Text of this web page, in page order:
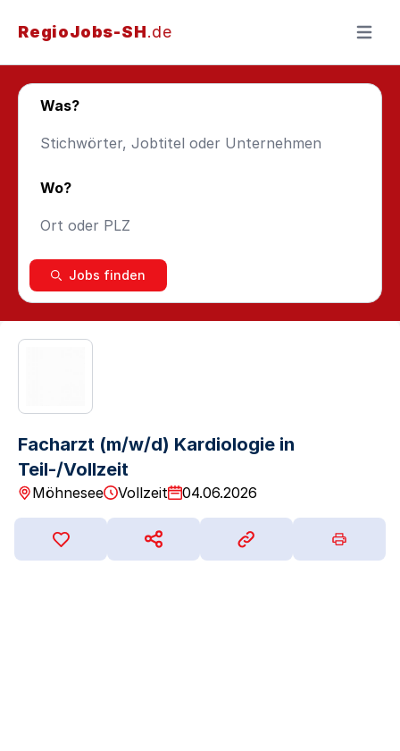
RegioJobs-SH.de Menü
Was?
Wo?
Jobs finden
Facharzt (m/w/d) Kardiologie in
Teil-/Vollzeit
Möhnesee Vollzeit 04.06.2026